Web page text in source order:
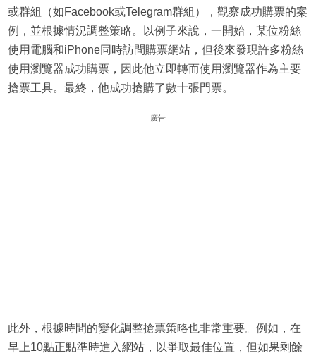
或群組（如Facebook或Telegram群組），觀察成功購票的案
例，並根據情況調整策略。以例子來說，一開始，某位粉絲
使用電腦和iPhone同時訪問購票網站，但後來發現許多粉絲
使用瀏覽器成功購票，因此他立即轉而使用瀏覽器作為主要
搶票工具。最終，他成功搶購了數十張門票。
廣告
此外，根據時間的變化調整搶票策略也非常重要。例如，在
早上10點正點準時進入網站，以爭取最佳位置，但如果剩餘